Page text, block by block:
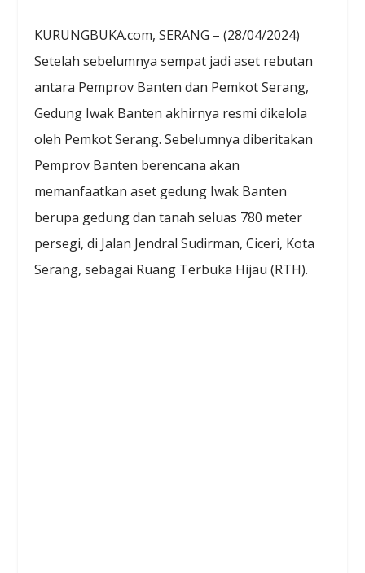
KURUNGBUKA.com, SERANG – (28/04/2024)
Setelah sebelumnya sempat jadi aset rebutan
antara Pemprov Banten dan Pemkot Serang,
Gedung Iwak Banten akhirnya resmi dikelola
oleh Pemkot Serang. Sebelumnya diberitakan
Pemprov Banten berencana akan
memanfaatkan aset gedung Iwak Banten
berupa gedung dan tanah seluas 780 meter
persegi, di Jalan Jendral Sudirman, Ciceri, Kota
Serang, sebagai Ruang Terbuka Hijau (RTH).